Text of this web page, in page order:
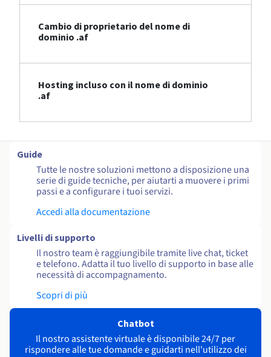
Cambio di proprietario del nome di
dominio .af
Hosting incluso con il nome di dominio
.af
Guide
Tutte le nostre soluzioni mettono a disposizione una
serie di guide tecniche, per aiutarti a muovere i primi
passi e a configurare i tuoi servizi.
Accedi alla documentazione
Livelli di supporto
Il nostro team è raggiungibile tramite live chat, ticket
e telefono. Adatta il tuo livello di supporto in base alle
necessità di accompagnamento.
Scopri di più
Chatbot
Il nostro assistente virtuale è disponibile 24/7 per
rispondere alle tue domande e guidarti nell'utilizzo dei